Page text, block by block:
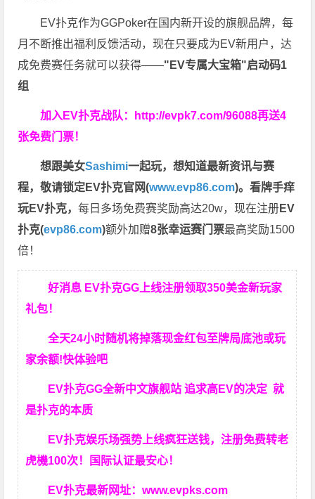
EV扑克作为GGPoker在国内新开设的旗舰品牌，每
月不断推出福利反馈活动，现在只要成为EV新用户，达
成免费赛任务就可以获得——"EV专属大宝箱"启动码1
组
加入EV扑克战队： http://evpk7.com/96088再送4
张免费门票！
想跟美女Sashimi一起玩，想知道最新资讯与赛
程，敬请锁定EV扑克官网(www.evp86.com)。看牌手痒
玩EV扑克，每日多场免费赛奖励高达20w，现在注册EV
扑克(evp86.com)额外加赠8张幸运赛门票最高奖励1500
倍！
好消息 EV扑克GG上线注册领取350美金新玩家
礼包！
全天24小时随机将掉落现金红包至牌局底池或玩
家余额!快体验吧
EV扑克GG全新中文旗舰站 追求高EV的决定就
是扑克的本质
EV扑克娱乐场强势上线疯狂送钱，注册免费转老
虎機100次！国际认证最安心！
EV扑克最新网址：www.evpks.com